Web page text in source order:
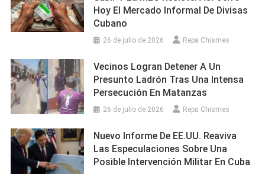
Hoy El Mercado Informal De Divisas
Cubano
26 de julio de 2026 Repa Chismes
Vecinos Logran Detener A Un
Presunto Ladrón Tras Una Intensa
Persecución En Matanzas
26 de julio de 2026 Repa Chismes
Nuevo Informe De EE.UU. Reaviva
Las Especulaciones Sobre Una
Posible Intervención Militar En Cuba